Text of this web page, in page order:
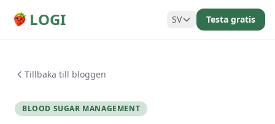
LOGI SV Testa gratis
Tillbaka till bloggen
BLOOD SUGAR MANAGEMENT